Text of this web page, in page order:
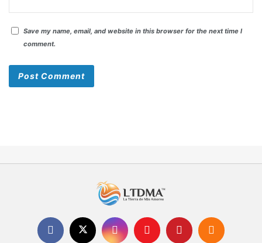
Save my name, email, and website in this browser for the next time I
comment.